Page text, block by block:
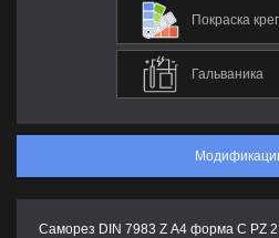
Покраска
Гальваника
Саморез DIN 7983 Z А4 форма С PZ